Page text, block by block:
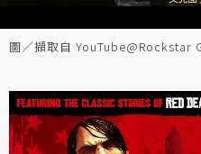
圖／擷取自 YouTube@Rockstar